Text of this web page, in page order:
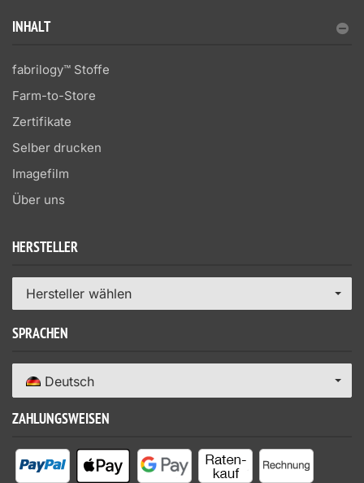
INHALT
fabrilogy™ Stoffe
Farm-to-Store
Zertifikate
Selber drucken
Imagefilm
Über uns
HERSTELLER
Hersteller wählen
SPRACHEN
Deutsch
ZAHLUNGSWEISEN